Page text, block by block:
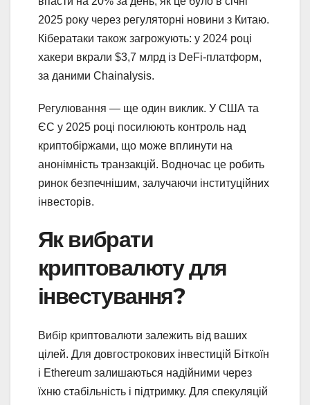
2025 року через регуляторні новини з Китаю.
Кібератаки також загрожують: у 2024 році
хакери вкрали $3,7 млрд із DeFi-платформ,
за даними Chainalysis.
Регулювання — ще один виклик. У США та
ЄС у 2025 році посилюють контроль над
криптобіржами, що може вплинути на
анонімність транзакцій. Водночас це робить
ринок безпечнішим, залучаючи інституційних
інвесторів.
Як вибрати
криптовалюту для
інвестування?
Вибір криптовалюти залежить від ваших
цілей. Для довгострокових інвестицій Біткоїн
і Ethereum залишаються надійними через
їхню стабільність і підтримку. Для спекуляцій